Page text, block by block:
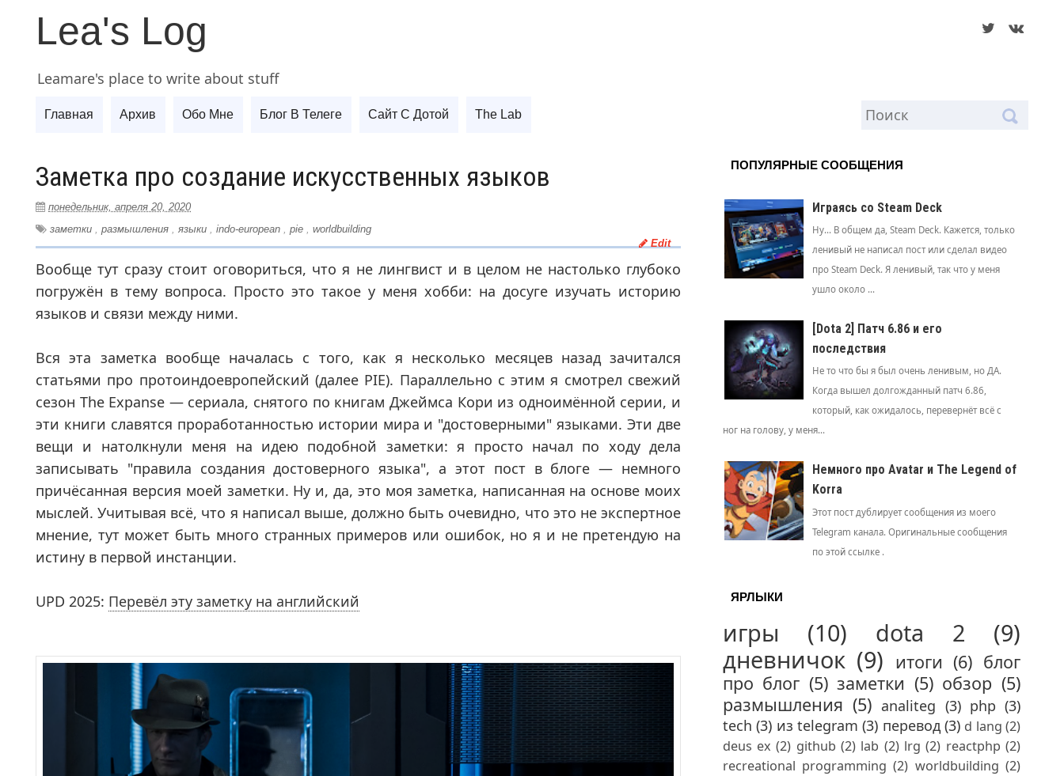
Lea's Log
Leamare's place to write about stuff
Главная Архив Обо Мне Блог В Телеге Сайт С Дотой The Lab
Заметка про создание искусственных языков
понедельник, апреля 20, 2020
заметки , размышления , языки , indo-european , pie , worldbuilding
Edit
Вообще тут сразу стоит оговориться, что я не лингвист и в целом не настолько глубоко
погружён в тему вопроса. Просто это такое у меня хобби: на досуге изучать историю
языков и связи между ними.
Вся эта заметка вообще началась с того, как я несколько месяцев назад зачитался
статьями про протоиндоевропейский (далее PIE). Параллельно с этим я смотрел свежий
сезон The Expanse — сериала, снятого по книгам Джеймса Кори из одноимённой серии, и
эти книги славятся проработанностью истории мира и "достоверными" языками. Эти две
вещи и натолкнули меня на идею подобной заметки: я просто начал по ходу дела
записывать "правила создания достоверного языка", а этот пост в блоге — немного
причёсанная версия моей заметки. Ну и, да, это моя заметка, написанная на основе моих
мыслей. Учитывая всё, что я написал выше, должно быть очевидно, что это не экспертное
мнение, тут может быть много странных примеров или ошибок, но я и не претендую на
истину в первой инстанции.
UPD 2025: Перевёл эту заметку на английский
ПОПУЛЯРНЫЕ СООБЩЕНИЯ
Играясь со Steam Deck
Ну... В общем да, Steam Deck. Кажется, только
ленивый не написал пост или сделал видео
про Steam Deck. Я ленивый, так что у меня
ушло около ...
[Dota 2] Патч 6.86 и его
последствия
Не то что бы я был очень ленивым, но ДА.
Когда вышел долгожданный патч 6.86,
который, как ожидалось, перевернёт всё с
ног на голову, у меня...
Немного про Avatar и The Legend of
Korra
Этот пост дублирует сообщения из моего
Telegram канала. Оригинальные сообщения
по этой ссылке .
ЯРЛЫКИ
игры (10) dota 2
(9)
дневничок (9) итоги (6) блог
про блог (5) заметки (5) обзор (5)
размышления (5) analiteg (3) php (3)
tech (3) из telegram (3) перевод (3) d lang (2)
deus ex (2) github (2) lab (2) lrg (2) reactphp (2)
recreational programming (2) worldbuilding (2)